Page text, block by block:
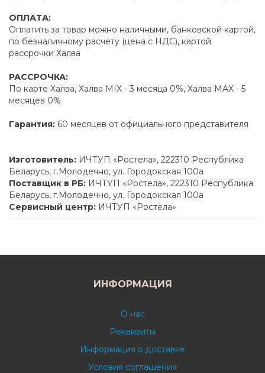
ОПЛАТА:
Оплатить за товар можно наличными, банковской картой,
по безналичному расчету (цена с НДС), картой
рассрочки Халва
РАССРОЧКА:
По карте Халва, Халва MIX - 3 месяца 0%, Халва MAX - 5
месяцев 0%
Гарантия: 60 месяцев от официального представителя
Изготовитель: ИЧТУП «Ростела», 222310 Республика
Беларусь, г.Молодечно, ул. Городокская 100а
Поставщик в РБ: ИЧТУП «Ростела», 222310 Республика
Беларусь, г.Молодечно, ул. Городокская 100а
Сервисный центр: ИЧТУП «Ростела»
ИНФОРМАЦИЯ
О нас
Реквизиты
Информация о доставке
Условия соглашения